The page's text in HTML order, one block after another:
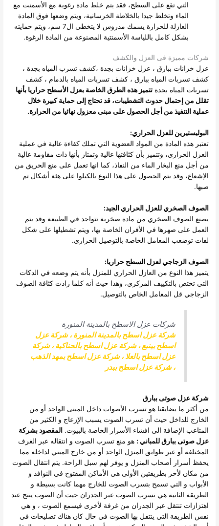
التي تقع على السطح، فقد يتم خلط مادة رغوية مع الأسمنت مع
الماء وتخلط جيدا بالخلاطة الخرسانية، ويتم وضعها فوق المادة
العازلة للحرارة يسمك مدروس لا يتخطى ال7 سم، ويتم حمايته
بشكل كامل باللياسة الأسمنتية المصنوعة من المادة الرغوة.
شركات مميزة فى العزل والكشف
عزل خزانات ببارق ، عزل خزانات بجدة ،كشف تسرب المياه بجدة ،
كشف تسربات المياه ببارق ، كشف تسربات المياه بالدمام ،كشف
تسربات المياه بجدة تتميز هذه الطرق الخاصة بعزل الأسطح حراريا بأنها
تقلل من إحتمال حدوث التشطيبات، قد تحتاج إلى حماية كبيرة خلال
عملية التنفيذ من أجل الحصول على مبنى معزول نهائيا من الحرارة.
البوليستيرين للعزل الحراري:
تعتبر هذه المادة من المواد العضوية التي تملك كفاءة عالية في عملية
العزل الحراري، وتتميز بأن كثافتها عالية وتمتاز بأنها ذات مقاومة عالية
من أجل منع البخار الماء من النفاذ، كما انها تعمل على منع الحريق من
الإشعاع، وقد يتم الحصول على هذا النوع بالكيلوا على هئة أشكال تم
صبها.
الصوف الصخري للعزل الحراري الجيد:
يصنع الصوف الصخري من مادة صخرية تتواجد في الطبيعة وقد يتم
العمل على صهرها في الأفران الخاصة بها، ويتم تشطيلها على شكل
لفات توضعب المعامل الخاصة بالتوصيل الحراري.
الصوف الزجاجي لعزل السطح حراريا:
يتميز هذا النوع من العازل الحراري للمنزل بأنه يتم وضعه في الدكات
التي تختص بالتكييف المركزي، وهذا حيث أنه كلما زادت كثافة الصوف
الزجاجي قل المعامل الخاص بالتوصيل.
شركات عزل الاسطح بالمدينة المنورة
شركة عزل اسطح بالمدينة المنورة،شركة عزل
اسطح بينبع،شركة عزل اسطح بالحناكية،شركة
عزل اسطح بالعلا،شركة عزل اسطح بمهد الذهب
،شركة عزل اسطح ببدر
شركة عزل صوتى ببارق
من أكثر ما يضايقنا هو تسرب الأصوات داخل المبنى الواحد أو من
الخارج للداخل حيث أن تسرب الصوت يسبب الإزعاج و الكثير من
المتاعب الإضافة الى افشاء الأسرار الخاصة بالبيوت. المقصود بشركة
عزل صوتى ببارق للمباني : هو منع تسرب الصوت و انتقاله عبر الغرف
المختلفة أو عبر طوابق المنزل الواحد أو من خارج المبني لداخله مما
يحفظ أسرار أصحاب المنزل و يوفر لهم سبل الراحة. يتم انتقال الصوت
من مكان لأخر بطريقتين الأولى هي الأماكن المفتوح في النوافذ و
الأبواب و التي تسمح بتسرب الصوت للخارج مهما كانت بسيطة و
الطريقة الثانية هي تسرب الصوت عبر الجدران حيث أن الصوت ينتج عند
اهتزازات تنتقل عبر الجدران من غرفة لأخرى فيسمع الصوت ، و هي
نفس الطريقة التي ينتقل بها الصوت في حال كان هناك تصليحات في